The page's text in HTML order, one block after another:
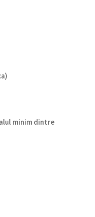
minim dintre